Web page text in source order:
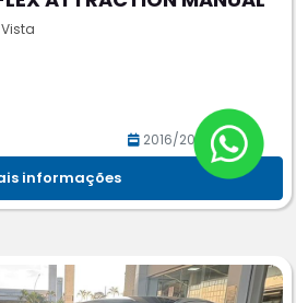
2016/2017
informações